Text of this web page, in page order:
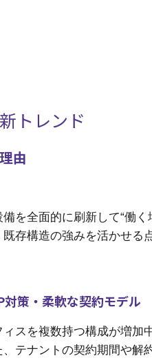
トレンド
由
を全面的に刷新して“働
存構造の強みを活かせる
策・柔軟な契約モデル
スを複数持つ構成が増加
テナントの契約期間や解